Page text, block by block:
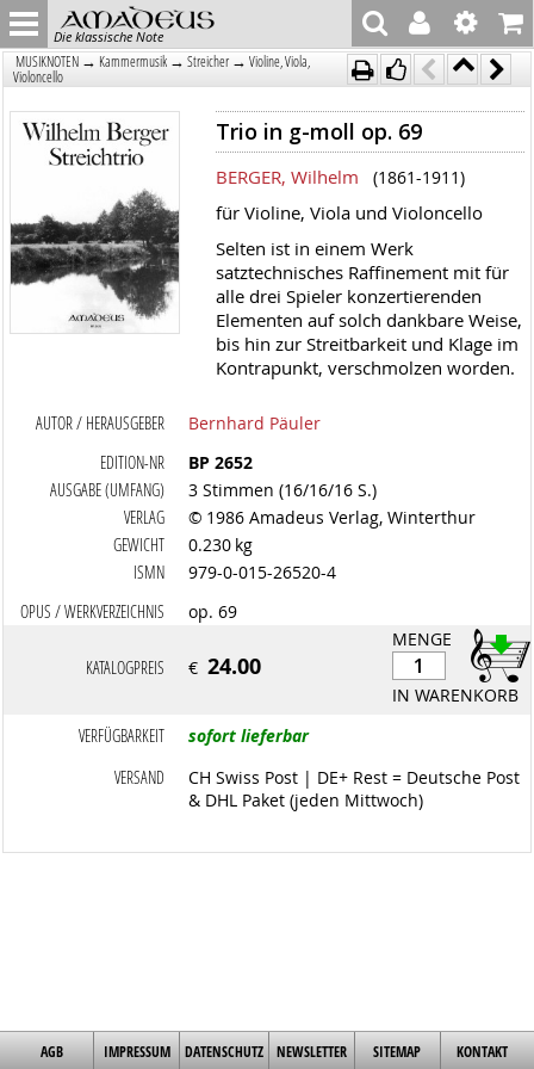
Die klassische Note
MUSIKNOTEN → Kammermusik → Streicher → Violine, Viola,
Violoncello
Trio in g-moll op. 69
BERGER, Wilhelm (1861-1911)
für Violine, Viola und Violoncello
Selten ist in einem Werk
satztechnisches Raffinement mit für
alle drei Spieler konzertierenden
Elementen auf solch dankbare Weise,
bis hin zur Streitbarkeit und Klage im
Kontrapunkt, verschmolzen worden.
AUTOR / HERAUSGEBER
Bernhard Päuler
EDITION-NR
BP 2652
AUSGABE (UMFANG)
3 Stimmen (16/16/16 S.)
VERLAG
© 1986 Amadeus Verlag, Winterthur
GEWICHT
0.230 kg
ISMN
979-0-015-26520-4
OPUS / WERKVERZEICHNIS
op. 69
MENGE
IN WARENKORB
KATALOGPREIS €24.00
VERFÜGBARKEIT
sofort lieferbar
VERSAND
CH Swiss Post | DE+ Rest = Deutsche Post
& DHL Paket (jeden Mittwoch)
AGB IMPRESSUM DATENSCHUTZ NEWSLETTER SITEMAP KONTAKT